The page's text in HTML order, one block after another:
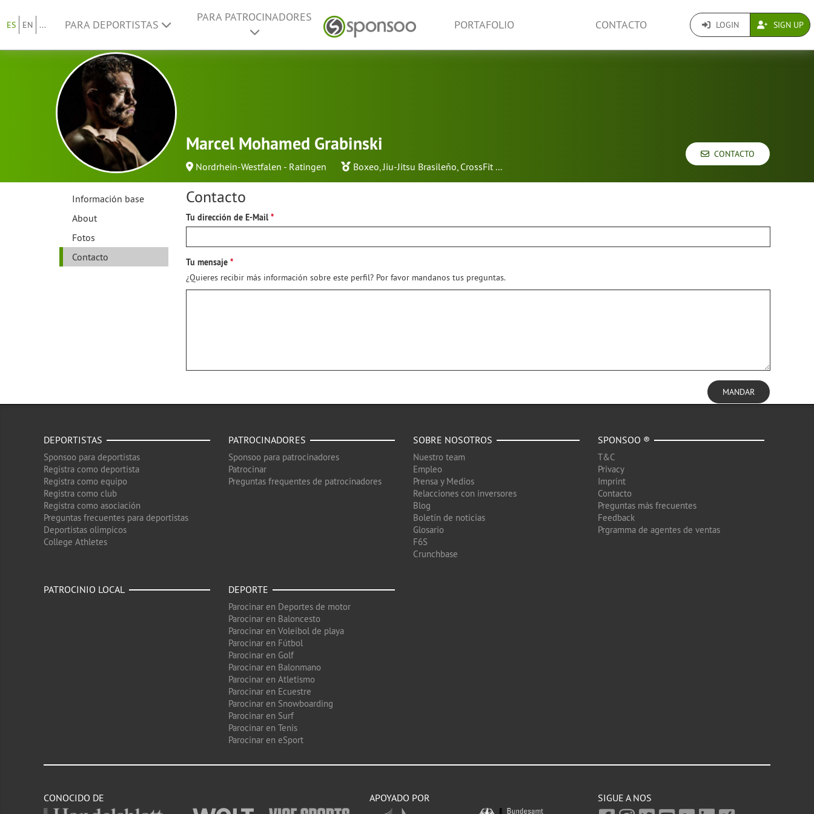
ES EN ... PARA DEPORTISTAS
PARA PATROCINADORES
PORTAFOLIO CONTACTO LOGIN SIGN UP
Marcel Mohamed Grabinski
Nordrhein-Westfalen - Ratingen Boxeo,Jiu-Jitsu Brasileño, CrossFit...
CONTACTO
Información base
About
Fotos
Contacto
Contacto
Tu dirección de E-Mail
Tu mensaje
¿Quieres recibir más información sobre este perfil? Por favor mandanos tus preguntas.
MANDAR
DEPORTISTAS
Sponsoo para deportistas
Registra como deportista
Registra como equipo
Registra como club
Registra como asociación
Preguntas frecuentes para deportistas
Deportistas olimpicos
College Athletes
PATROCINADORES
Sponsoo para patrocinadores
Patrocinar
Preguntas frequentes de patrocinadores
SOBRE NOSOTROS
Nuestro team
Empleo
Prensa y Medios
Relacciones con inversores
Blog
Boletín de noticias
Glosario
F6S
Crunchbase
SPONSOO ®
T&C
Privacy
Imprint
Contacto
Preguntas más frecuentes
Feedback
Prgramma de agentes de ventas
PATROCINIO LOCAL DEPORTE
Parocinar en Deportes de motor
Parocinar en Baloncesto
Parocinar en Voleibol de playa
Parocinar en Fútbol
Parocinar en Golf
Parocinar en Balonmano
Parocinar en Atletismo
Parocinar en Ecuestre
Parocinar en Snowboarding
Parocinar en Surf
Parocinar en Tenis
Parocinar en eSport
CONOCIDO DE APOYADO POR SIGUE A NOS